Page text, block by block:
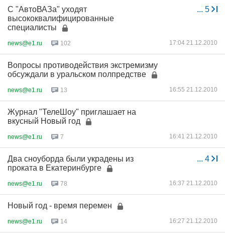
... 5
C "АвтоВАЗа" уходят
высококвалифицированные
специалисты
news@e1.ru 102 17:04 21.12.2010
Вопросы противодействия экстремизму
обсуждали в уральском полпредстве
news@e1.ru 13 16:55 21.12.2010
Журнал "ТелеШоу" приглашает на
вкусный Новый год
news@e1.ru 7 16:41 21.12.2010
... 4
Два сноуборда были украдены из
проката в Екатеринбурге
news@e1.ru 78 16:37 21.12.2010
Новый год - время перемен
news@e1.ru 14 16:27 21.12.2010